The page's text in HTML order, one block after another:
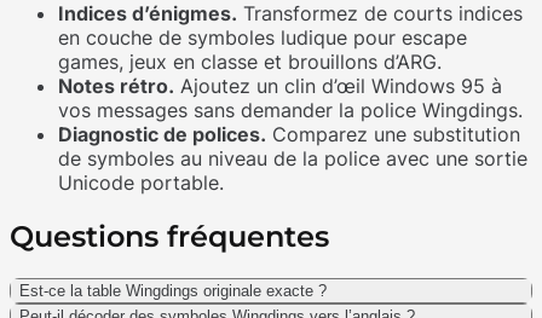
Indices d’énigmes. Transformez de courts indices
en couche de symboles ludique pour escape
games, jeux en classe et brouillons d’ARG.
Notes rétro. Ajoutez un clin d’œil Windows 95 à
vos messages sans demander la police Wingdings.
Diagnostic de polices. Comparez une substitution
de symboles au niveau de la police avec une sortie
Unicode portable.
Questions fréquentes
Est-ce la table Wingdings originale exacte ?